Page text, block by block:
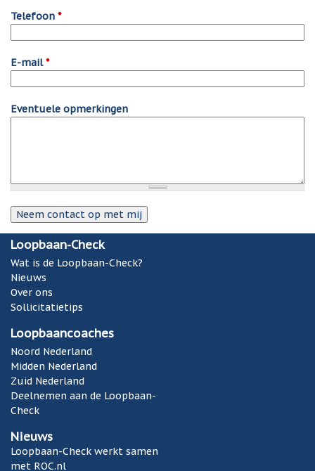
Telefoon *
E-mail*
Eventuele opmerkingen
Loopbaan-Check
Wat is de Loopbaan-Check?
Nieuws
Over ons
Sollicitatietips
Loopbaancoaches
Noord Nederland
Midden Nederland
Zuid Nederland
Deelnemen aan de Loopbaan-
Check
Nieuws
Loopbaan-Check werkt samen
met ROC.nl